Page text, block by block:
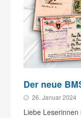
Der neue
26. Januar 2024
Liebe